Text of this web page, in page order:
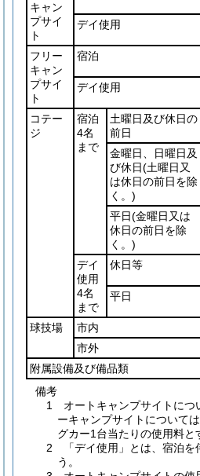
キャン
プサイ
ト
デイ使用
フリー
キャン
プサイ
ト
宿泊
デイ使用
コテー
ジ
宿泊
4名
まで
土曜日及び休日の
前日
金曜日、日曜日及
び休日(土曜日又
は休日の前日を除
く。)
平日(金曜日又は
休日の前日を除
く。)
デイ
使用
4名
まで
休日等
平日
球技場 市内
市外
附属設備及び備品類
備考
1 オートキャンプサイトにつ
ーキャンプサイトについて
グカー1台当たりの使用料と
2 「デイ使用」とは、宿泊を
う。